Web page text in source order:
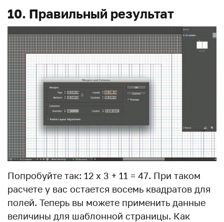
10. Правильный результат
Попробуйте так: 12 x 3 + 11 = 47. При таком
расчете у вас остается восемь квадратов для
полей. Теперь вы можете применить данные
величины для шаблонной страницы. Как